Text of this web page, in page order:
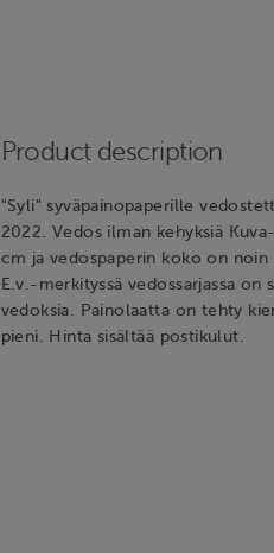
Product description
"Syli" syväpainopaperille
2022. Vedos ilman kehyksiä
cm ja vedospaperin koko on noin
E.v.-merkityssä vedossarjassa on
vedoksia. Painolaatta on tehty
pieni. Hinta sisältää postikulut.